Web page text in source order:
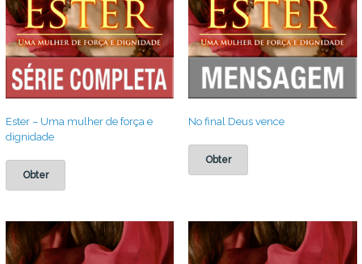
Ester – Uma mulher de força e
dignidade
Obter
No final Deus vence
Obter